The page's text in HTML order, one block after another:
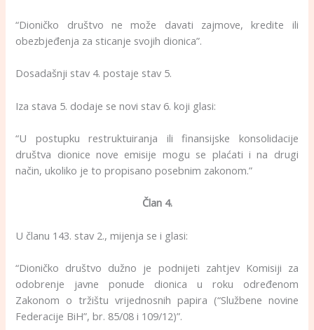
“Dioničko društvo ne može davati zajmove, kredite ili
obezbjeđenja za sticanje svojih dionica”.
Dosadašnji stav 4. postaje stav 5.
Iza stava 5. dodaje se novi stav 6. koji glasi:
“U postupku restruktuiranja ili finansijske konsolidacije
društva dionice nove emisije mogu se plaćati i na drugi
način, ukoliko je to propisano posebnim zakonom.”
Član 4.
U članu 143. stav 2., mijenja se i glasi:
“Dioničko društvo dužno je podnijeti zahtjev Komisiji za
odobrenje javne ponude dionica u roku određenom
Zakonom o tržištu vrijednosnih papira (“Službene novine
Federacije BiH”, br. 85/08 i 109/12)”.